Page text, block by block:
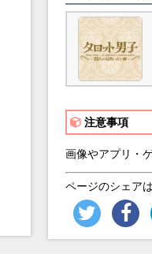
注意事項
画像やアプリ・
ページのシェア